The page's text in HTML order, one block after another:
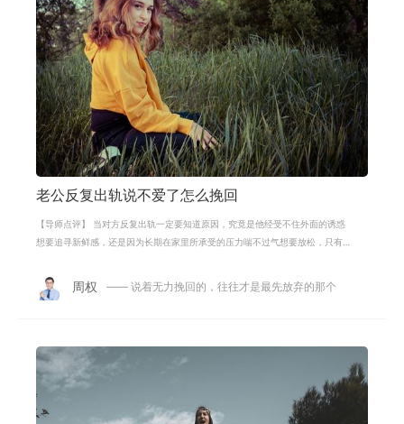
老公反复出轨说不爱了怎么挽回
【导师点评】 当对方反复出轨一定要知道原因，究竟是他经受不住外面的诱惑
想要追寻新鲜感，还是因为长期在家里所承受的压力喘不过气想要放松，只有
周权 —— 说着无力挽回的，往往才是最先放弃的那个